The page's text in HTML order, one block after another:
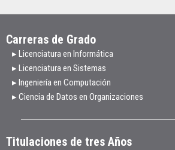
Carreras de Grado
▸ Licenciatura en Informática
▸ Licenciatura en Sistemas
▸ Ingeniería en Computación
▸ Ciencia de Datos en Organizaciones
Titulaciones de tres Años